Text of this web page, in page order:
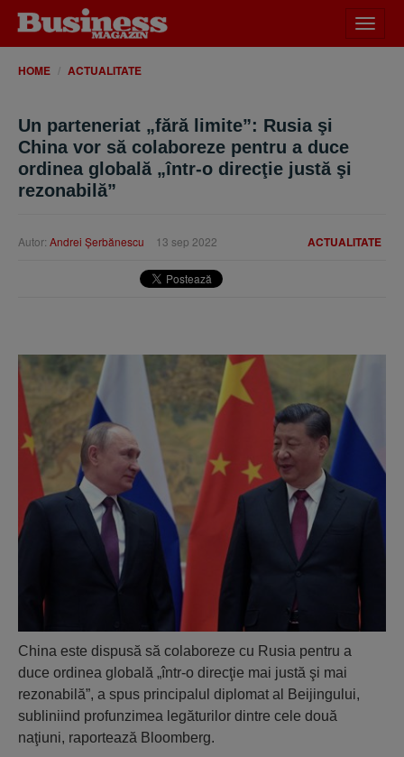
meniu
HOME ACTUALITATE
Un parteneriat „fără limite”: Rusia şi
China vor să colaboreze pentru a duce
ordinea globală „într-o direcţie justă şi
rezonabilă”
ACTUALITATE
Autor: Andrei Şerbănescu 13 sep 2022
China este dispusă să colaboreze cu Rusia pentru a
duce ordinea globală „într-o direcţie mai justă şi mai
rezonabilă”, a spus principalul diplomat al Beijingului,
subliniind profunzimea legăturilor dintre cele două
naţiuni, raportează Bloomberg.